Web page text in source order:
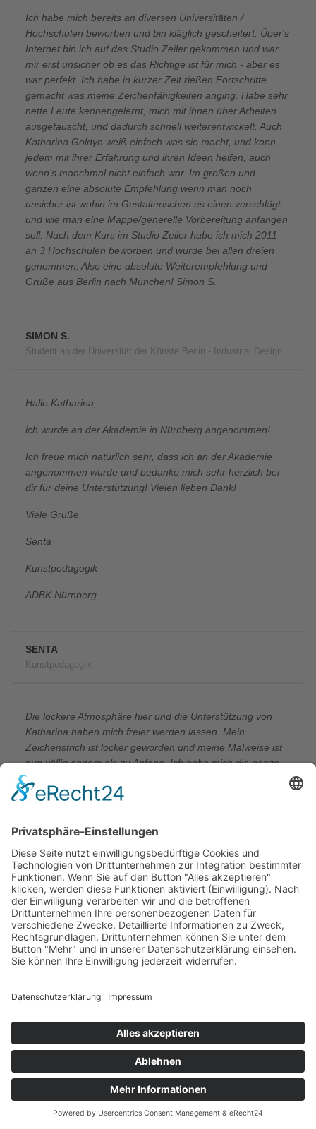
Ich habe mich bereits an diversen Universitäten /
Hochschulen beworben und bin kläglich gescheitert. Über's
Internet bin ich auf das Studio Zeiler gekommen und war
mir erst unsicher ob es das Richtige ist für mich - aber es
war perfekt. Ich habe in kurzer Zeit rießen Fortschritte
gemacht was meine Zeichenfähigkeiten anging. Habe sehr
nette Leute kennengelernt, mich mit ihnen über Arbeiten
ausgetauscht, und dadurch schnell weiterentwickelt. Auch
Katharina Goldyn weiß einfach was sie macht, und kann
jedem mit ihrer Erfahrung und ihren Ideen helfen, auch
wenn's manchmal nicht einfach war. Im großen und
ganzen eine absolute Empfehlung wenn man noch
unsicher ist wohin im Gestalterischen es einen verschlägt
und wie man eine Mappe/generelle Vorbereitung anfangen
soll. Nach dem Kurs im Studio Zeiler habe ich mich 2011
an 3 Hochschulen beworben und wurde bei allen dreien
genommen. Also eine absolute Weiterempfehlung und
Grüße aus Berlin nach München! Simon S.
SIMON S.
Student an der Universität der Künste Berlin - Industrial Design
Hallo Katharina,
ich wurde an der Akademie in Nürnberg angenommen!
Ich freue mich natürlich sehr, dass ich an der Akademie
angenommen wurde und bedanke mich sehr herzlich bei
dir für deine Unterstützung! Vielen lieben Dank!
Viele Grüße,
Senta
Kunstpedagogik
ADBK Nürnberg
SENTA
Kunstpedagogik
Die lockere Atmosphäre hier und die Unterstützung von
Katharina haben mich freier werden lassen. Mein
Zeichenstrich ist locker geworden und meine Malweise ist
nun völlig anders als zu Anfang. Ich habe mich die ganze
Zeit hier sehr wohl gefühlt. Die Mappe für Modedesign, die
ich hier fertiggestellt habe, wurde angenommen und die
Katharina, ich wollte mich nochmal bei Dir bedanken! Ich
wurde an der Nürnberger und Weimarer Kunstakademie
genommen! Ich freu mich so und werde jetzt nach Weimar
ziehen. Andrea N.
ANDREA N.
Modedesign
Hab gerade die Rückmeldung bekommen von der
Hochschule und wurde 🤩zugelassen.
Und am 5.08. wurde ich bei der TUM eingeladen zur
Prüfung 👌